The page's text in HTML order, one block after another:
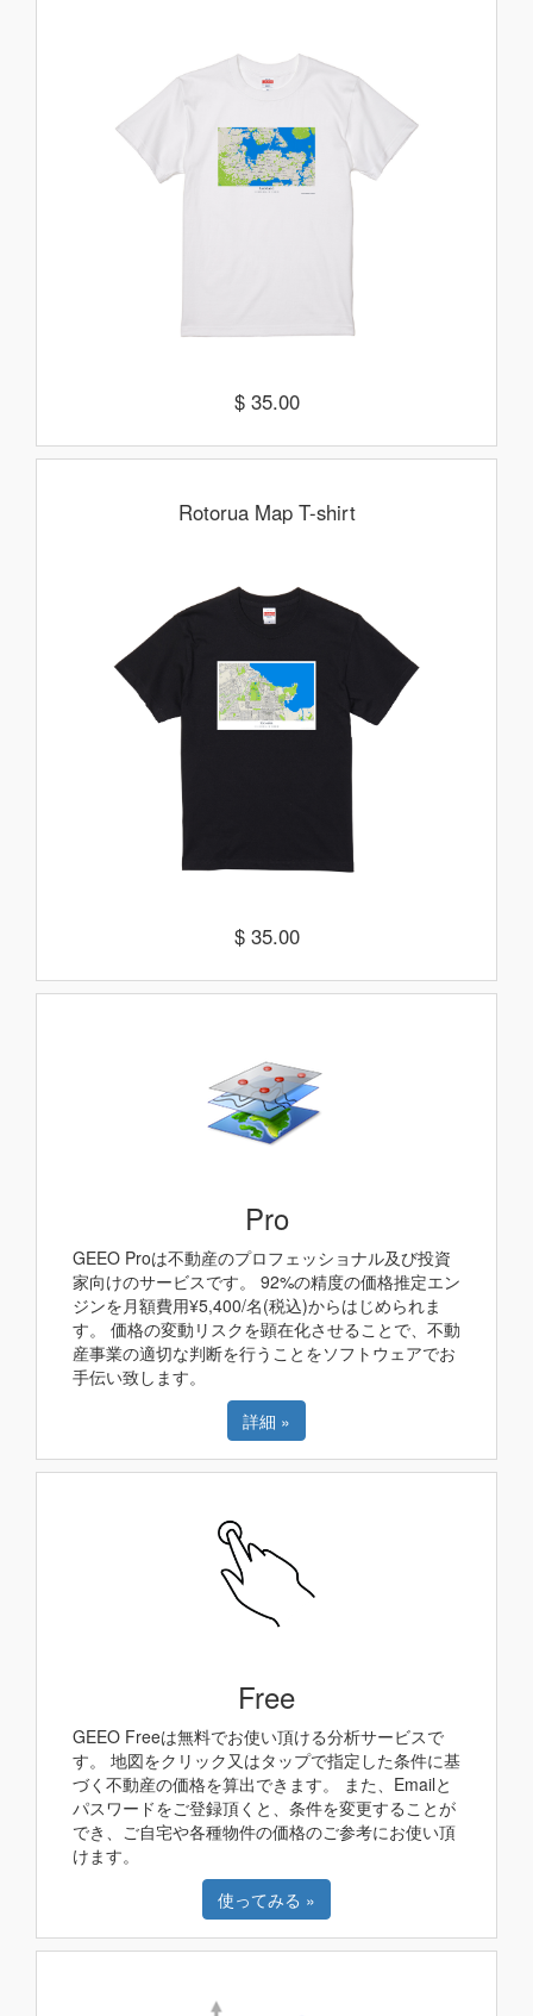
$ 35.00
Rotorua Map T-shirt
$ 35.00
Pro
GEEO Proは不動産のプロフェッショナル及び投資
家向けのサービスです。 92%の精度の価格推定エン
ジンを月額費用¥5,400/名(税込)からはじめられま
す。 価格の変動リスクを顕在化させることで、不動
産事業の適切な判断を行うことをソフトウェアでお
手伝い致します。
詳細 »
Free
GEEO Freeは無料でお使い頂ける分析サービスで
す。 地図をクリック又はタップで指定した条件に基
づく不動産の価格を算出できます。 また、Emailと
パスワードをご登録頂くと、条件を変更することが
でき、ご自宅や各種物件の価格のご参考にお使い頂
けます。
使ってみる »